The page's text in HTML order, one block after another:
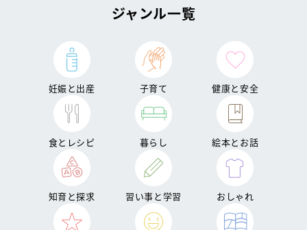
ジャンル一覧
妊娠と出産 子育て 健康と安全
食とレシピ 暮らし 絵本とお話
知育と探求 習い事と学習 おしゃれ